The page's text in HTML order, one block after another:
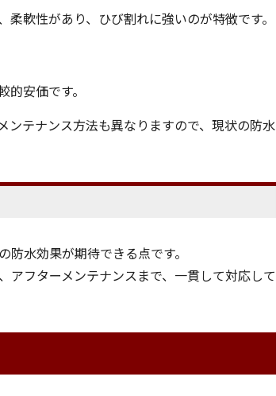
軟性があり、ひび割れに強いのが特徴です。
安価です。
ンテナンス方法も異なりますので、現状の防水
水効果が期待できる点です。
フターメンテナンスまで、一貫して対応して